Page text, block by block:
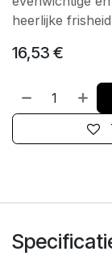
heerlijke
16,53 €